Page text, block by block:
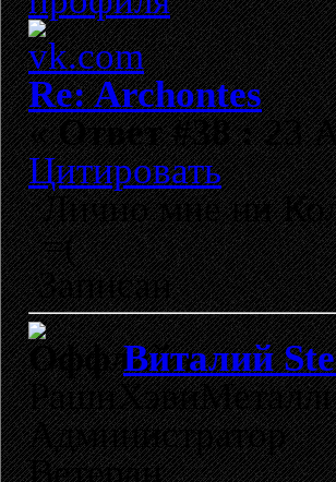
Re: Archontes
«Ответ #38 :23
Цитировать
Лично мне ни
=(
Записан
Виталий
Администратор
Ветеран